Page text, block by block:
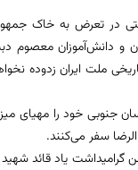
در تعرض به خاک
و دانش‌آموزان معصوم
ملت ایران زدوده
جنوبی خود را مهیای
سفر می‌کنند.
یاد قائد